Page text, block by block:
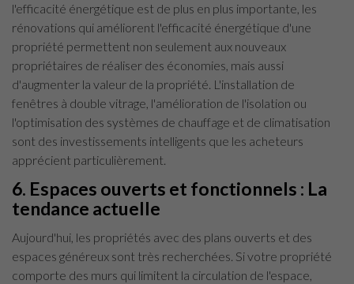
l'efficacité énergétique est de plus en plus importante, les
rénovations qui améliorent l'efficacité énergétique d'une
propriété permettent non seulement aux nouveaux
propriétaires de réaliser des économies, mais aussi
d'augmenter la valeur de la propriété. L'installation de
fenêtres à double vitrage, l'amélioration de l'isolation ou
l'optimisation des systèmes de chauffage et de climatisation
sont des investissements intelligents que les acheteurs
apprécient particulièrement.
6. Espaces ouverts et fonctionnels : La
tendance actuelle
Aujourd'hui, les propriétés avec des plans ouverts et des
espaces généreux sont très recherchées. Si votre propriété
comporte des murs qui limitent la circulation de l'espace,